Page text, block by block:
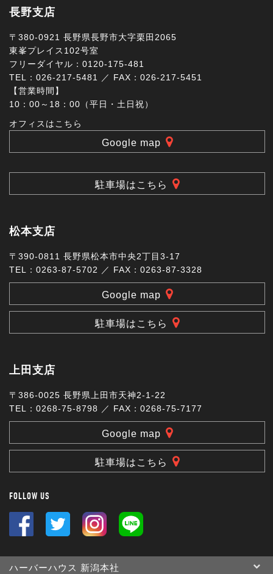
長野支店
〒380-0921 長野県長野市大字栗田2065
東峯プレイス102号室
フリーダイヤル：0120-175-481
TEL：026-217-5481 ／ FAX：026-217-5451
【営業時間】
10：00～18：00（平日・土日祝）
オフィスはこちら
Google map
駐車場はこちら
松本支店
〒390-0811 長野県松本市中央2丁目3-17
TEL：0263-87-5702 ／ FAX：0263-87-3328
Google map
駐車場はこちら
上田支店
〒386-0025 長野県上田市天神2-1-22
TEL：0268-75-8798 ／ FAX：0268-75-7177
Google map
駐車場はこちら
FOLLOW US
ハーバーハウス 新潟本社